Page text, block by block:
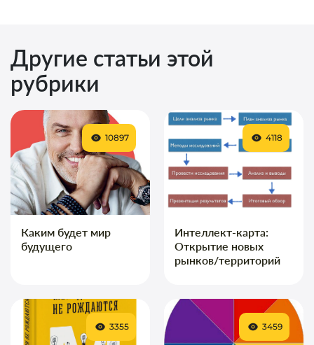
Другие статьи этой
рубрики
Каким будет мир
будущего
10897
Интеллект-карта:
Открытие новых
рынков/территорий
4118
3355 3459